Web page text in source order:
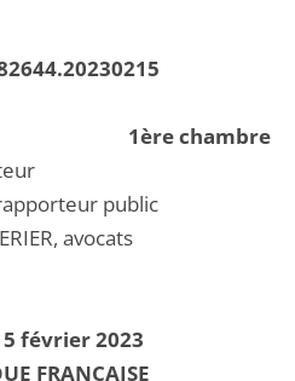
1ère chambre
public
avocats
février 2023
FRANCAISE